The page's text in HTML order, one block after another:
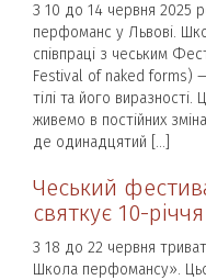
З 10 до 14 червня 2025
перфоманс у Львові.
співпраці з чеським
Festival of naked forms)
тілі та його
живемо в постійних
де одинадцятий […]
Чеський
святкує 10-
З 18 до 22 червня
Школа перфомансу».